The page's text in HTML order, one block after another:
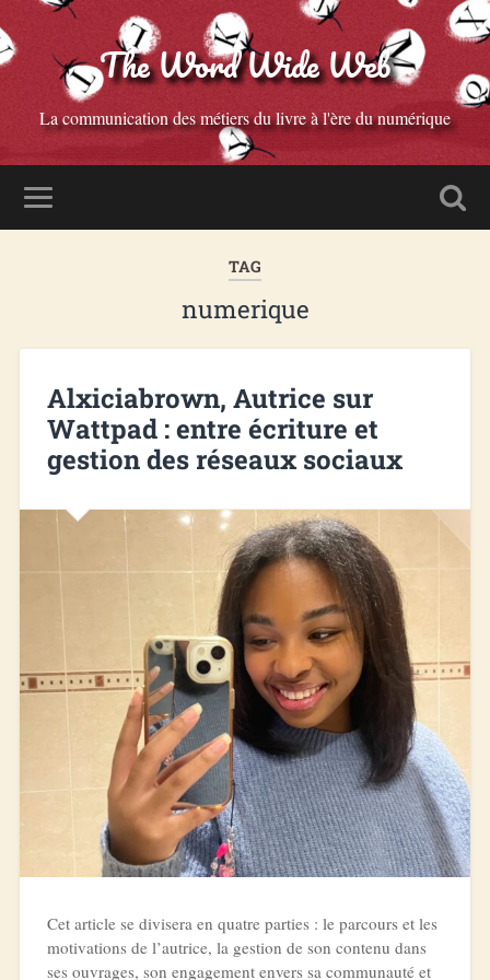
The Word Wide Web
La communication des métiers du livre à l'ère du numérique
TAG
numerique
Alxiciabrown, Autrice sur
Wattpad : entre écriture et
gestion des réseaux sociaux
Cet article se divisera en quatre parties : le parcours et les
motivations de l’autrice, la gestion de son contenu dans
ses ouvrages, son engagement envers sa communauté et